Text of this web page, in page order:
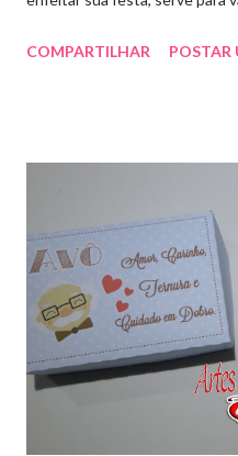
artesmania1@hotmail.com
COMPARTILHAR POSTAR